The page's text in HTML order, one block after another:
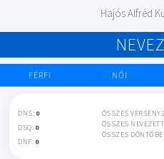
Hajós Alfréd
FÉRFI NŐI
DNS: 0
DSQ: 0
DNF: 0
ÖSSZES
ÖSSZES
ÖSSZES